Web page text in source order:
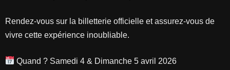
Rendez-vous sur la billetterie officielle et assurez-vous de
vivre cette expérience inoubliable.
Quand ? Samedi 4 & Dimanche 5 avril 2026